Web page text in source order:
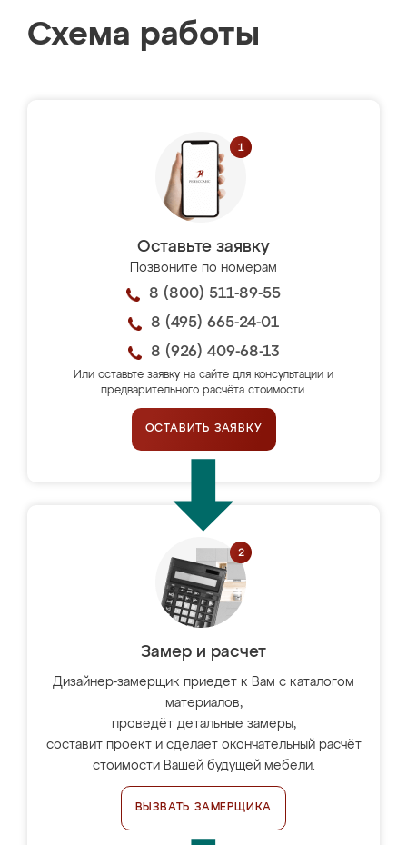
Схема работы
Оставьте заявку
Позвоните по номерам
8 (800) 511-89-55
8 (495) 665-24-01
8 (926) 409-68-13
Или оставьте заявку на сайте для консультации и
предварительного расчёта стоимости.
ОСТАВИТЬ ЗАЯВКУ
Замер и расчет
Дизайнер-замерщик приедет к Вам с каталогом
материалов,
проведёт детальные замеры,
составит проект и сделает окончательный расчёт
стоимости Вашей будущей мебели.
ВЫЗВАТЬ ЗАМЕРЩИКА